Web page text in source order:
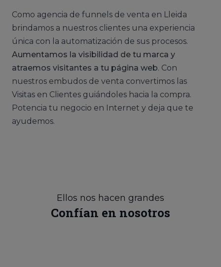
Como agencia de funnels de venta en Lleida
brindamos a nuestros clientes una experiencia
única con la automatización de sus procesos.
Aumentamos la visibilidad de tu marca y
atraemos visitantes a tu página web. Con
nuestros embudos de venta convertimos las
Visitas en Clientes guiándoles hacia la compra.
Potencia tu negocio en Internet y deja que te
ayudemos.
Ellos nos hacen grandes
Confían en nosotros